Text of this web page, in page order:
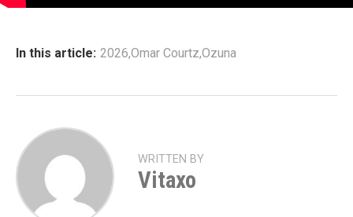
In this article: 2026,Omar Courtz,Ozuna
WRITTEN BY
Vitaxo